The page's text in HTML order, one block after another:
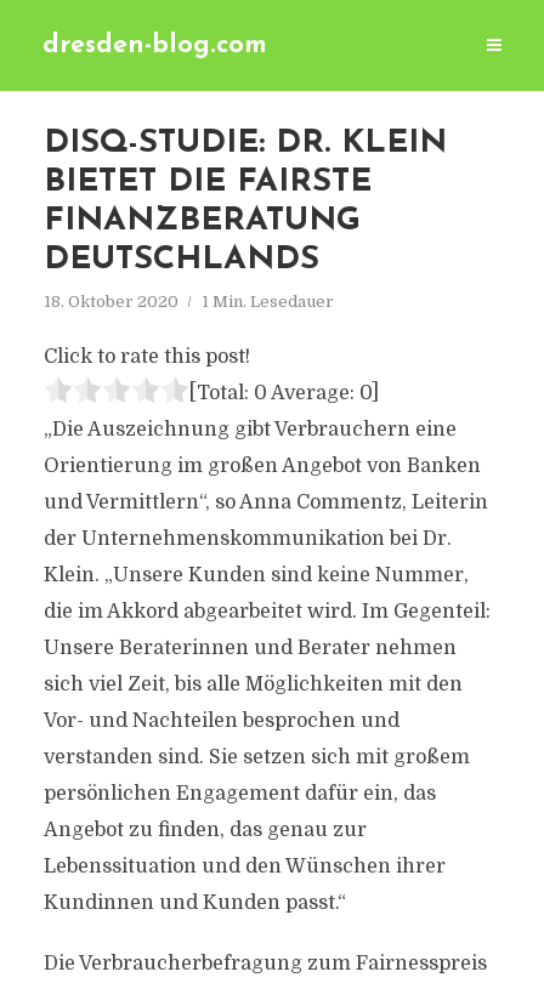
dresden-blog.com
DISQ-STUDIE: DR. KLEIN
BIETET DIE FAIRSTE
FINANZBERATUNG
DEUTSCHLANDS
18. Oktober 2020 1 Min. Lesedauer
Click to rate this post!
[Total: 0 Average: 0]
„Die Auszeichnung gibt Verbrauchern eine
Orientierung im großen Angebot von Banken
und Vermittlern“, so Anna Commentz, Leiterin
der Unternehmenskommunikation bei Dr.
Klein. „Unsere Kunden sind keine Nummer,
die im Akkord abgearbeitet wird. Im Gegenteil:
Unsere Beraterinnen und Berater nehmen
sich viel Zeit, bis alle Möglichkeiten mit den
Vor- und Nachteilen besprochen und
verstanden sind. Sie setzen sich mit großem
persönlichen Engagement dafür ein, das
Angebot zu finden, das genau zur
Lebenssituation und den Wünschen ihrer
Kundinnen und Kunden passt.“
Die Verbraucherbefragung zum Fairnesspreis